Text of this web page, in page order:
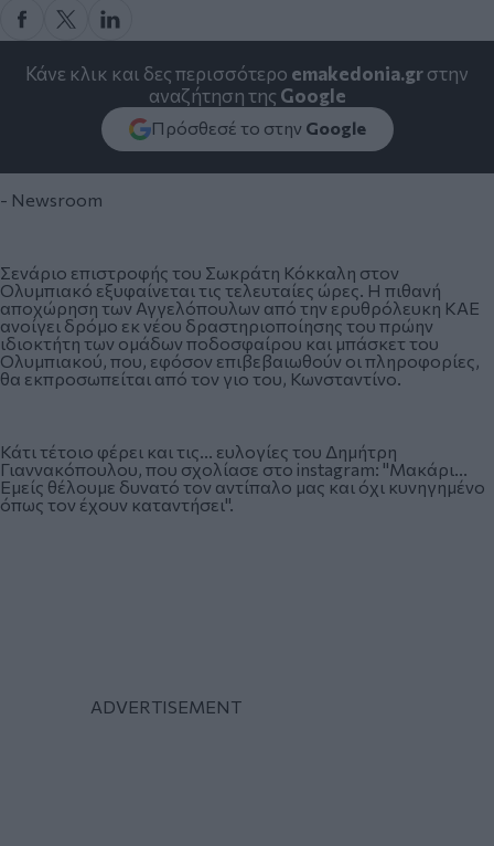
Κάνε κλικ και δες περισσότερο emakedonia.grστην
αναζήτηση της Google
Πρόσθεσέ το στην Google
- Newsroom
Σενάριο επιστροφής του Σωκράτη Κόκκαλη στον
Ολυμπιακό εξυφαίνεται τις τελευταίες ώρες. Η πιθανή
αποχώρηση των Αγγελόπουλων από την ερυθρόλευκη ΚΑΕ
ανοίγει δρόμο εκ νέου δραστηριοποίησης του πρώην
ιδιοκτήτη των ομάδων ποδοσφαίρου και μπάσκετ του
Ολυμπιακού, που, εφόσον επιβεβαιωθούν οι πληροφορίες,
θα εκπροσωπείται από τον γιο του, Κωνσταντίνο.
Κάτι τέτοιο φέρει και τις... ευλογίες του Δημήτρη
Γιαννακόπουλου, που σχολίασε στο instagram: "Μακάρι...
Εμείς θέλουμε δυνατό τον αντίπαλο μας και όχι κυνηγημένο
όπως τον έχουν καταντήσει".